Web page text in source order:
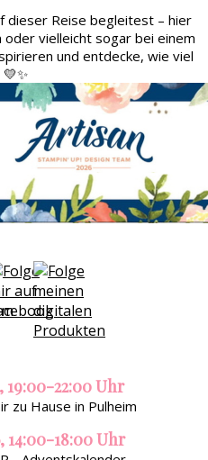
dieser Reise begleitest – hier
vielleicht sogar bei einem
und entdecke, wie viel
19:00-22:00 Uhr
zu Hause in Pulheim
14:00-18:00 Uhr